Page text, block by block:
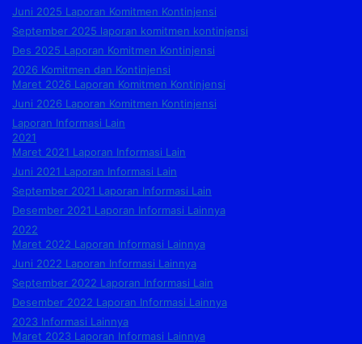
Juni 2025 Laporan Komitmen Kontinjensi
September 2025 laporan komitmen kontinjensi
Des 2025 Laporan Komitmen Kontinjensi
2026 Komitmen dan Kontinjensi
Maret 2026 Laporan Komitmen Kontinjensi
Juni 2026 Laporan Komitmen Kontinjensi
Laporan Informasi Lain
2021
Maret 2021 Laporan Informasi Lain
Juni 2021 Laporan Informasi Lain
September 2021 Laporan Informasi Lain
Desember 2021 Laporan Informasi Lainnya
2022
Maret 2022 Laporan Informasi Lainnya
Juni 2022 Laporan Informasi Lainnya
September 2022 Laporan Informasi Lain
Desember 2022 Laporan Informasi Lainnya
2023 Informasi Lainnya
Maret 2023 Laporan Informasi Lainnya